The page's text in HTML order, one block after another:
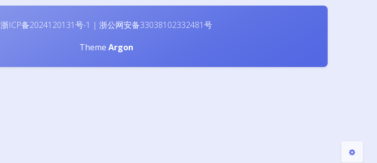
夜间模式
浙ICP备2024120131号-1 | 浙公网安备33038102332481号
Theme Argon